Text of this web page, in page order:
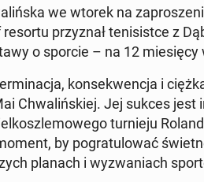
we wtorek na
resortu przy­znał te­ni­si­st­ce z
o sporcie – na 12
kon­se­kwen­cja i
Chwa­liń­skiej. Jej sukces jest
tur­nie­ju
by po­gra­tu­lo­wać
planach i wy­zwa­niach